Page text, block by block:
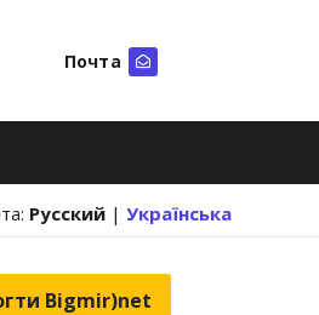
Почта
Русский | Українська
Bigmir)net